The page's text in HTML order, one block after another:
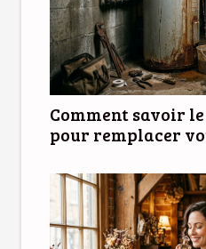
Comment savoir
pour remplacer